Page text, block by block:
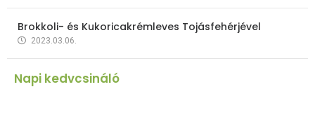
Brokkoli- és Kukoricakrémleves Tojásfehérjével
2023.03.06.
Napi kedvcsináló